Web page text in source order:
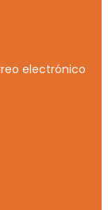
electrónico